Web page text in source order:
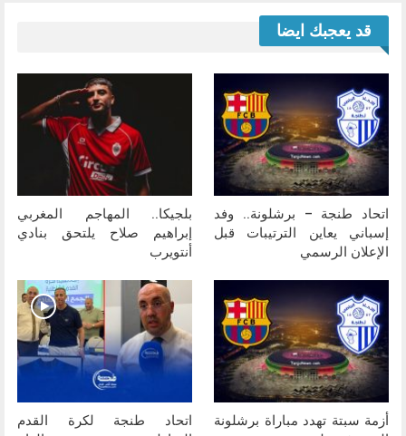
قد يعجبك ايضا
اتحاد طنجة – برشلونة.. وفد
إسباني يعاين الترتيبات قبل
الإعلان الرسمي
بلجيكا.. المهاجم المغربي
إبراهيم صلاح يلتحق بنادي
أنتويرب
أزمة سبتة تهدد مباراة برشلونة
اتحاد طنجة لكرة القدم